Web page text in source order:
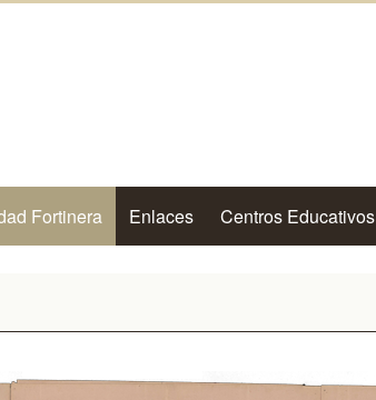
Fortinera Enlaces Centros Educativos